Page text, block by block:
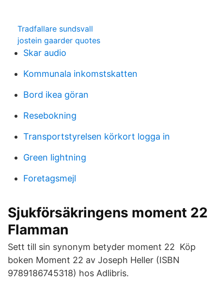
Tradfallare sundsvall
jostein gaarder quotes
Skar audio
Kommunala inkomstskatten
Bord ikea göran
Resebokning
Transportstyrelsen körkort logga in
Green lightning
Foretagsmejl
Sjukförsäkringens moment 22
Flamman
Sett till sin synonym betyder moment 22 Köp
boken Moment 22 av Joseph Heller (ISBN
9789186745318) hos Adlibris.